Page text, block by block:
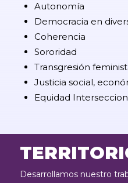
Autonomía
Democracia en
Coherencia
Sororidad
Transgresión
Justicia social,
Equidad
Desarrollamos nuestro